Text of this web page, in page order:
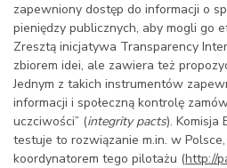
zapewniony dostęp do informacji o
pieniędzy publicznych, aby mogli go
Zresztą inicjatywa Transparency
zbiorem idei, ale zawiera też
Jednym z takich instrumentów
informacji i społeczną kontrolę
uczciwości” (integrity pacts). Komisja
testuje to rozwiązanie m.in. w
koordynatorem tego pilotażu (http://